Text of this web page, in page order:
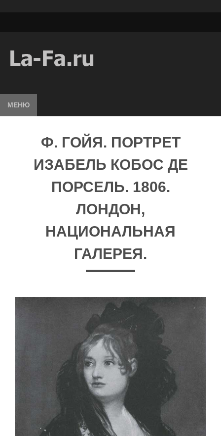
МЕНЮ
Ф. ГОЙЯ. ПОРТРЕТ
ИЗАБЕЛЬ КОБОС ДЕ
ПОРСЕЛЬ. 1806.
ЛОНДОН,
НАЦИОНАЛЬНАЯ
ГАЛЕРЕЯ.